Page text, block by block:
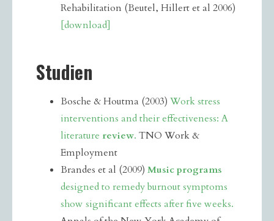
Rehabilitation (Beutel, Hillert et al 2006)
[download]
Studien
Bosche & Houtma (2003) Work stress
interventions and their effectiveness: A
literature review. TNO Work &
Employment
Brandes et al (2009) Music programs
designed to remedy burnout symptoms
show significant effects after five weeks.